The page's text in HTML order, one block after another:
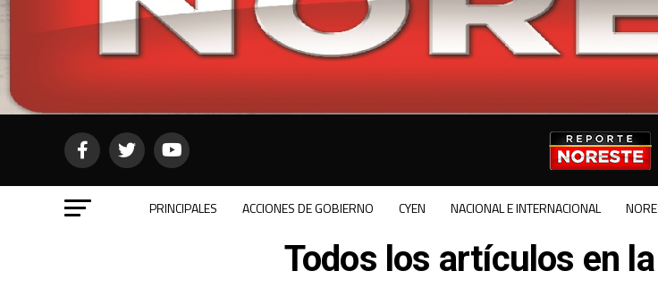
PRINCIPALES ACCIONES DE GOBIERNO CYEN NACIONAL E INTERNACIONAL
Todos los artículos en